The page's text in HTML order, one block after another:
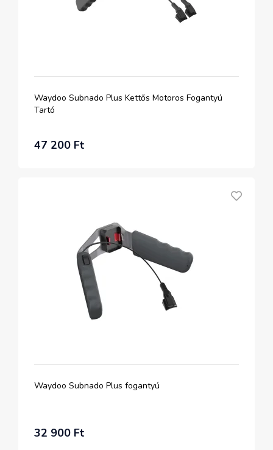
Waydoo Subnado Plus Kettős Motoros Fogantyú
Tartó
47 200 Ft
Waydoo Subnado Plus fogantyú
32 900 Ft